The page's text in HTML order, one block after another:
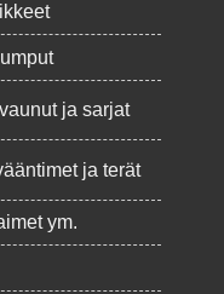
ja sarjat
ja terät
ym.